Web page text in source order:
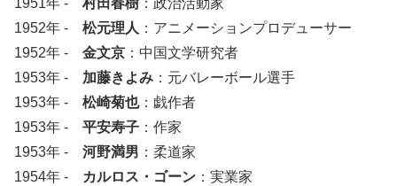
1951年 - 村田春樹 ：政治活動家
1952年 - 松元理人 ：アニメーションプロデューサー
1952年 - 金文京 ：中国文学研究者
1953年 - 加藤きよみ ：元バレーボール選手
1953年 - 松崎菊也：戯作者
1953年 - 平安寿子 ：作家
1953年 - 河野満男 ：柔道家
1954年 - カルロス・ゴーン ：実業家